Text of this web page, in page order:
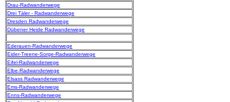
Drau-Radwanderwege
Drei Täler - Radwanderwege
Dresden Radwanderwege
Dübener Heide Radwanderwege
Ederauen-Radwanderwege
Eider-Treene-Sorge-Radwanderwege
Eifel-Radwanderwege
Elbe-Radwanderwege
Elsass Radwanderwege
Ems-Radwanderwege
Enns-Radwanderwege